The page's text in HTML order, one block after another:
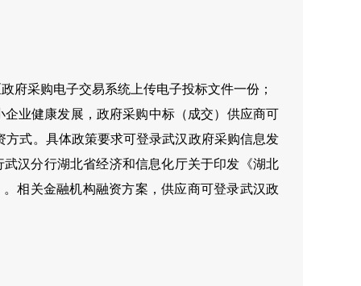
府采购电子交易系统上传电子投标文件一份；
业健康发展，政府采购中标（成交）供应商可
式。具体政策要求可登录武汉政府采购信息发
武汉分行湖北省经济和信息化厅关于印发《湖北
相关金融机构融资方案，供应商可登录武汉政